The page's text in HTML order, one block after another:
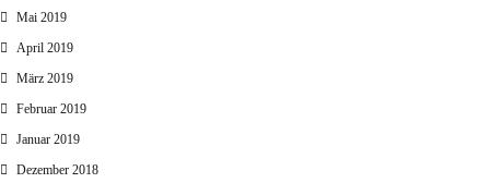
Mai 2019
April 2019
März 2019
Februar 2019
Januar 2019
Dezember 2018